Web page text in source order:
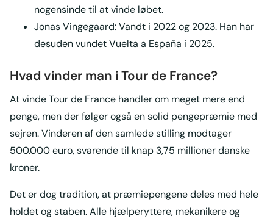
nogensinde til at vinde løbet.
Jonas Vingegaard: Vandt i 2022 og 2023. Han har
desuden vundet Vuelta a España i 2025.
Hvad vinder man i Tour de France?
At vinde Tour de France handler om meget mere end
penge, men der følger også en solid pengepræmie med
sejren. Vinderen af den samlede stilling modtager
500.000 euro, svarende til knap 3,75 millioner danske
kroner.
Det er dog tradition, at præmiepengene deles med hele
holdet og staben. Alle hjælperyttere, mekanikere og